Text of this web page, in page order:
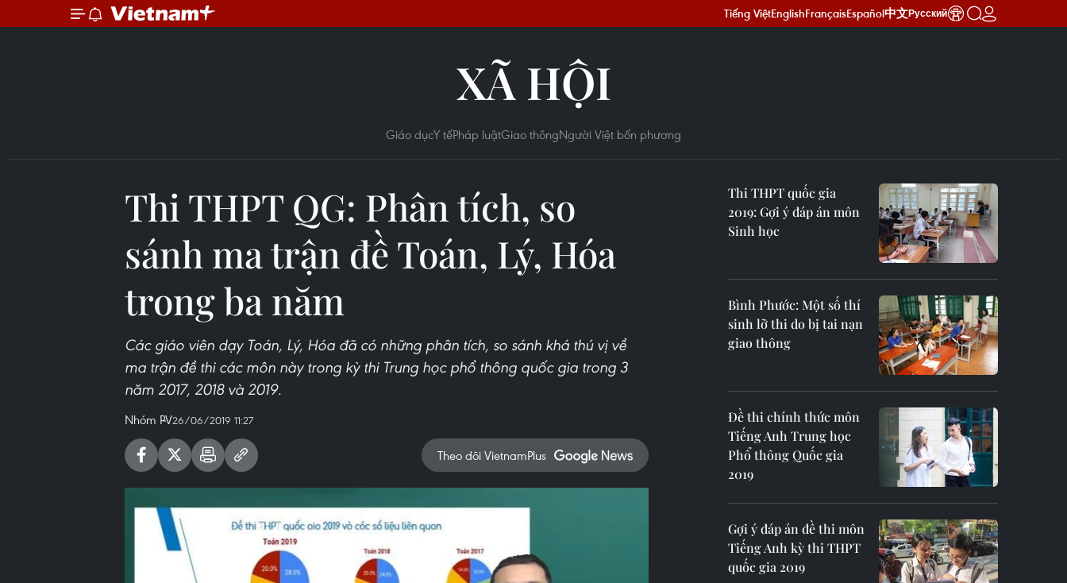
Tiếng ViệtEnglishFrançaisEspañol中文Русский
XÃ HỘI
Giáo dụcY tếPháp luậtGiao thôngNgười Việt bốn phương
Thi THPT QG: Phân tích, so
sánh ma trận đề Toán, Lý, Hóa
trong ba năm
Các giáo viên dạy Toán, Lý, Hóa đã có những phân tích, so sánh khá thú vị về
ma trận đề thi các môn này trong kỳ thi Trung học phổ thông quốc gia trong 3
năm 2017, 2018 và 2019.
Nhóm PV26/06/2019 11:27
Theo dõi VietnamPlus
Thi THPT quốc gia
2019: Gợi ý đáp án môn
Sinh học
Bình Phước: Một số thí
sinh lỡ thi do bị tai nạn
giao thông
Đề thi chính thức môn
Tiếng Anh Trung học
Phổ thông Quốc gia
2019
Gợi ý đáp án đề thi môn
Tiếng Anh kỳ thi THPT
quốc gia 2019